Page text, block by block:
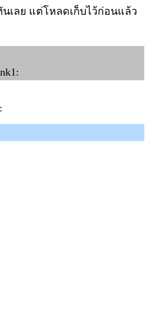
เลย แต่โหลดเก็บไว้ก่อนแล้ว